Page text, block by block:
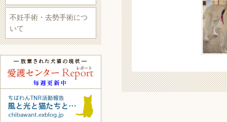
不妊手術・去勢手術につ
いて